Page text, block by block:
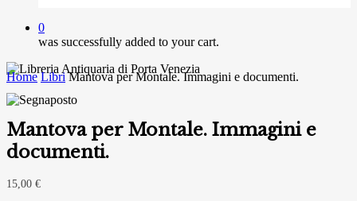
0
was successfully added to your cart.
Home Libri Mantova per Montale. Immagini e documenti.
Mantova per Montale. Immagini e
documenti.
15,00 €